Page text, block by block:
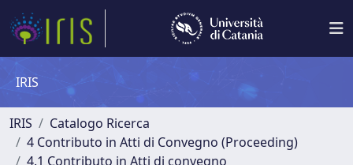
IRIS
IRIS
Catalogo Ricerca
4 Contributo in Atti di Convegno (Proceeding)
4.1 Contributo in Atti di convegno